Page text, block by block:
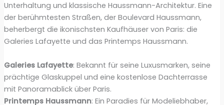
Unterhaltung und klassische Haussmann-Architektur. Eine
der berühmtesten Straßen, der Boulevard Haussmann,
beherbergt die ikonischsten Kaufhäuser von Paris: die
Galeries Lafayette und das Printemps Haussmann.
Galeries Lafayette: Bekannt für seine Luxusmarken, seine
prächtige Glaskuppel und eine kostenlose Dachterrasse
mit Panoramablick über Paris.
Printemps Haussmann: Ein Paradies für Modeliebhaber,